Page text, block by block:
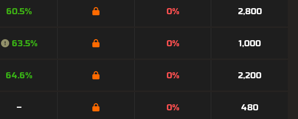
60.5% 0% 2,800
63.5% 0% 1,000
64.6% 0% 2,200
– 0% 480